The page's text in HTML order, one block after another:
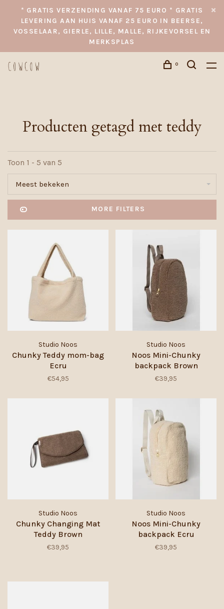
* GRATIS VERZENDING VANAF 75 EURO * GRATIS
LEVERING AAN HUIS VANAF 25 EURO IN BEERSE,
VOSSELAAR, GIERLE, LILLE, MALLE, RIJKEVORSEL EN
MERKSPLAS
0
Producten getagd met teddy
Toon 1 - 5 van 5
Meest bekeken
MORE FILTERS
Studio Noos
Chunky Teddy mom-bag
Ecru
€54,95
Studio Noos
Noos Mini-Chunky
backpack Brown
€39,95
Studio Noos
Chunky Changing Mat
Teddy Brown
€39,95
Studio Noos
Noos Mini-Chunky
backpack Ecru
€39,95